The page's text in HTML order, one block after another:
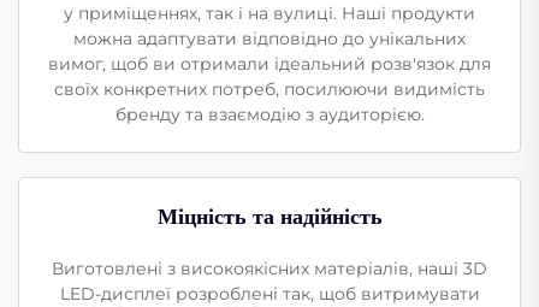
у приміщеннях, так і на вулиці. Наші продукти
можна адаптувати відповідно до унікальних
вимог, щоб ви отримали ідеальний розв'язок для
своїх конкретних потреб, посилюючи видимість
бренду та взаємодію з аудиторією.
Міцність та надійність
Виготовлені з високоякісних матеріалів, наші 3D
LED-дисплеї розроблені так, щоб витримувати